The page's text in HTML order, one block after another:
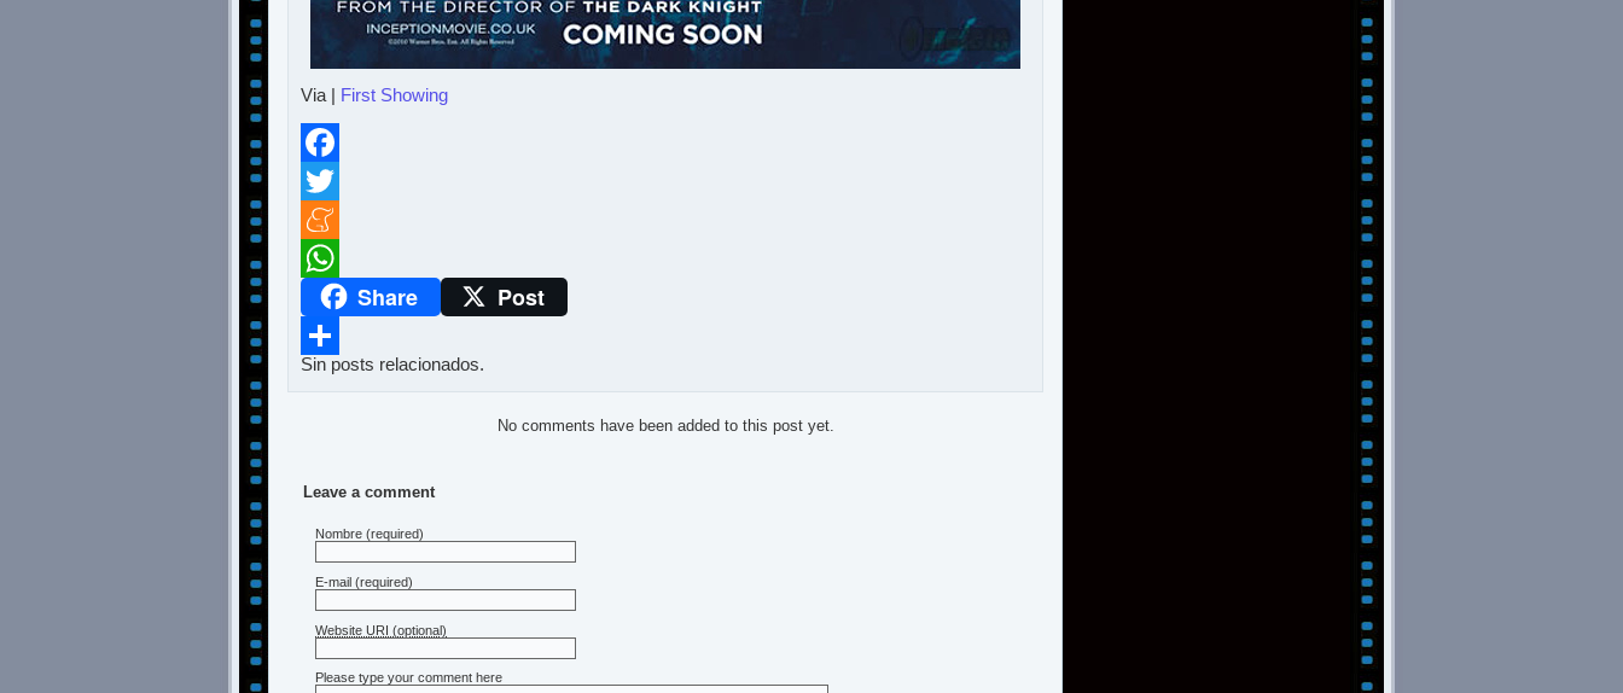
Via | First Showing
Facebook
Twitter
Meneame
WhatsAppShare Post
Compartir
Sin posts relacionados.
No comments have been added to this post yet.
Leave a comment
Nombre (required)
E-mail (required)
Website URI (optional)
Please type your comment here